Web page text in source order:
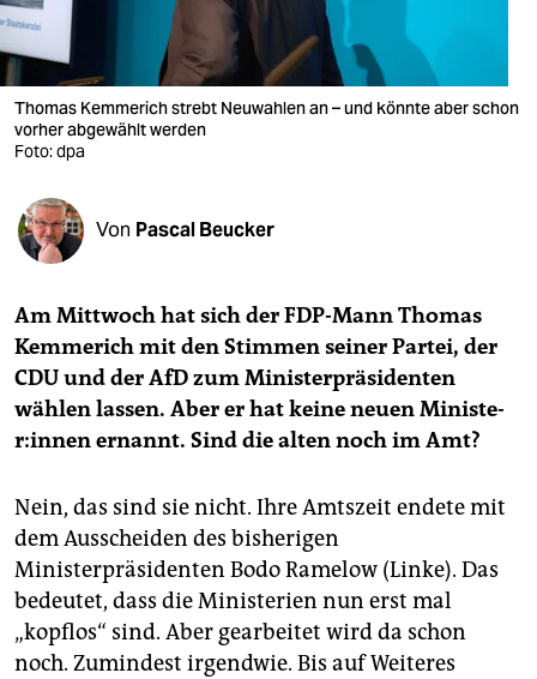
verlag
verlag
veranstaltungen
fragen & hilfe
abo
genossenschaft
epaper login
Thomas Kemmerich strebt Neuwahlen an – und könnte aber schon
vorher abgewählt werden
Foto: dpa
Von Pascal Beucker
Am Mittwoch hat sich der FDP-Mann Thomas
Kemmerich mit den Stimmen seiner Partei, der
CDU und der AfD zum Ministerpräsidenten
wählen lassen. Aber er hat keine neuen Mi­nis­te­
r:in­nen ernannt. Sind die alten noch im Amt?
Nein, das sind sie nicht. Ihre Amtszeit endete mit
dem Ausscheiden des bisherigen
Ministerpräsidenten Bodo Ramelow (Linke). Das
bedeutet, dass die Ministerien nun erst mal
„kopflos“ sind. Aber gearbeitet wird da schon
noch. Zumindest irgendwie. Bis auf Weiteres